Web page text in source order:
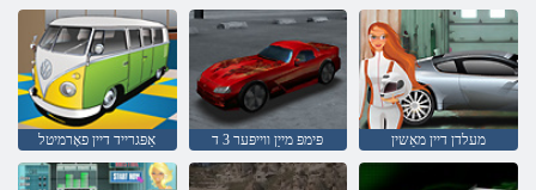
אַפּגרייד דיין פאָרמיטל פּימפּ מייַן ווייפּער 3 ד מעלדן דיין מאַשין